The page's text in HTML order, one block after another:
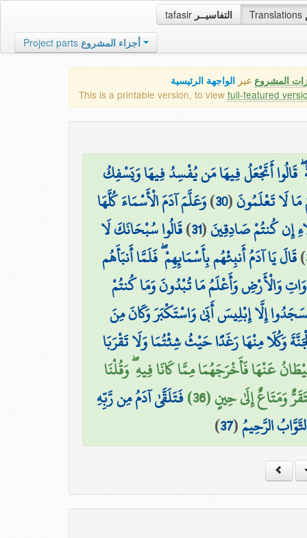
tafasir التفاسيــر Translations
Project parts أجزاء المشروع
المشروع عبر الواجهة الرئيسية
This is a printable version, to view full-featured
أَتَجْعَلُ فِيهَا مَن يُفْسِدُ فِيهَا وَيَسْفِكُ
لَا تَعْلَمُونَ(
30
)وَعَلَّمَ آدَمَ الْأَسْمَاءَ كُلَّهَا
إِن كُنتُمْ صَادِقِينَ(
31
)قَالُوا سُبْحَانَكَ لَا
)قَالَ يَا آدَمُ أَنبِئْهُم بِأَسْمَائِهِمْ ۖ فَلَمَّا أَنبَأَهُم
وَالْأَرْضِ وَأَعْلَمُ مَا تُبْدُونَ وَمَا كُنتُمْ
إِلَّا إِبْلِيسَ أَبَىٰ وَاسْتَكْبَرَ وَكَانَ مِنَ
وَكُلَا مِنْهَا رَغَدًا حَيْثُ شِئْتُمَا وَلَا تَقْرَبَا
عَنْهَا فَأَخْرَجَهُمَا مِمَّا كَانَا فِيهِ ۖ وَقُلْنَا
إِلَىٰ حِينٍ (36)
فَتَلَقَّىٰ آدَمُ مِن رَّبِّهِ
الرَّحِيمُ(
37
)